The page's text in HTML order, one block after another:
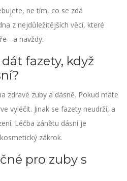
ne tím, co se zdá
z nejdůležitějších věcí, které
- a navždy.
fazety, když
zdravé zuby a dásně. Pokud máte
vyléčit. Jinak se fazety neudrží, a
Léčba zánětu dásní je
zákrok.
pro zuby s